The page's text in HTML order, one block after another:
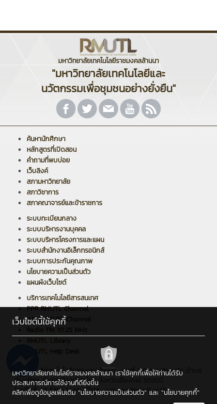
มหาวิทยาลัยเทคโนโลยีราชมงคลล้านนา
"มหาวิทยาลัยเทคโนโลยีและ
นวัตกรรมเพื่อชุมชนอย่างยั่งยืน"
ค้นหานักศึกษา
หลักสูตรที่เปิดสอน
คำถามที่พบบ่อย
เว็บลิงค์
สภามหาวิทยาลัย
สภาวิชาการ
สภาคณาจารย์และข้าราชการ
ระบบทะเบียนกลาง
ระบบบริหารงานบุคคล
ระบบบริหารโครงการและแผน
ระบบสำนักงานอิเล็กทรอนิกส์
ระบบการประกันคุณภาพ
นโยบายความเป็นส่วนตัว
แผนผังเว็บไซต์
บริการเทคโนโลยีสารสนเทศ
PPR RMUTL Channel
ARIT RMUTL Channel
Radio FM 97.25 MHz
มหาวิทยาลัยเทคโนโลยีราชมงคลล้านนา : เลขที่ 128 ถนนห้วยแก้ว ตำบล
ช้างเผือก อำเภอเมืองเชียงใหม่ จังหวัดเชียงใหม่ 50300
โทรศัพท์ : 0 5392 1444 , อีเมล : saraban@rmutl.ac.th
เว็บไซต์นี้ใช้คุกกี้
มหาวิทยาลัยเทคโนโลยีราชมงคลล้านนา เราใช้คุกกี้เพื่อให้ท่านได้รับ
ประสบการณ์การใช้งานที่ดียิ่งขึ้น
คลิกเพื่อดูข้อมูลเพิ่มเติม "นโยบายความเป็นส่วนตัว" และ "นโยบายคุกกี้"